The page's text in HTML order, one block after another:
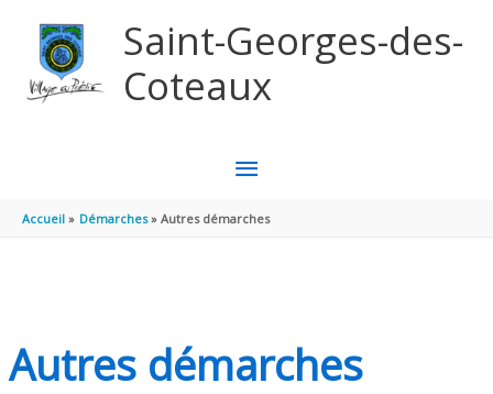
Saint-Georges-des-
Coteaux
MENU
PRINCIPAL
Accueil Démarches Autres démarches
Autres démarches